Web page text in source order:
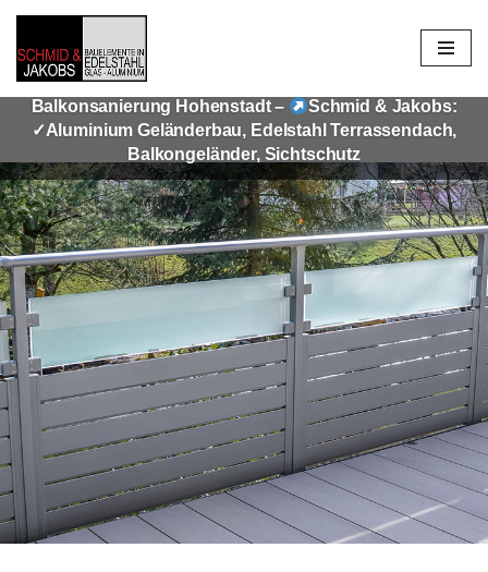
Zum
Inhalt
springen
Balkonsanierung Hohenstadt –
Schmid & Jakobs:
✓Aluminium Geländerbau, Edelstahl Terrassendach,
Balkongeländer, Sichtschutz